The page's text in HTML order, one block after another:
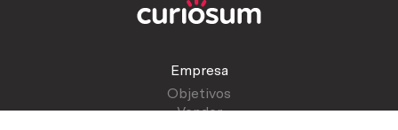
Empresa
Objetivos
Vender